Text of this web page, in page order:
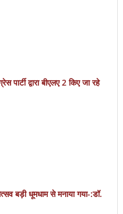
द्वारा बीएलए 2 किए जा रहे
बड़ी धूमधाम से मनाया गया-:डॉ.